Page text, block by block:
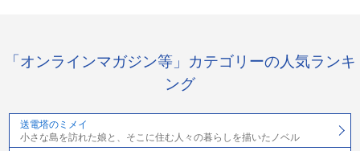
「オンラインマガジン等」カテゴリーの人気ランキ
ング
送電塔のミメイ
小さな島を訪れた娘と、そこに住む人々の暮らしを描いたノベル